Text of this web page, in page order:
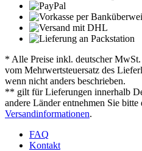
* Alle Preise inkl. deutscher
vom Mehrwertsteuersatz des
wenn nicht anders beschrieben.
** gilt für Lieferungen innerhalb
andere Länder entnehmen Sie
Versandinformationen.
FAQ
Kontakt